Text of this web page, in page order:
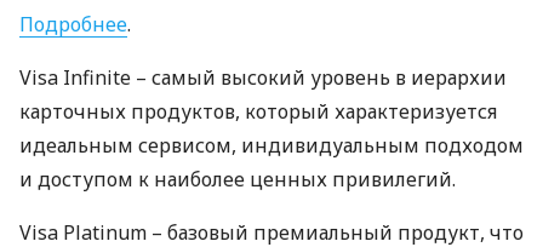
Подробнее.
Visa Infinite – самый высокий уровень в иерархии
карточных продуктов, который характеризуется
идеальным сервисом, индивидуальным подходом
и доступом к наиболее ценных привилегий.
Visa Platinum – базовый премиальный продукт, что